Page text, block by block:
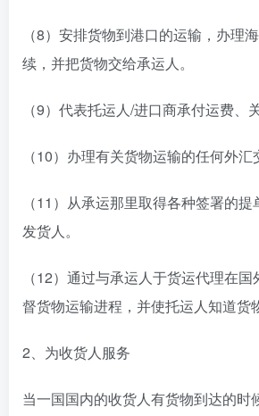
（8）安排货物到港口的运输，办理
续，并把货物交给承运人。
（9）代表托运人/进口商承付运费、
（10）办理有关货物运输的任何外汇
（11）从承运那里取得各种签署的
发货人。
（12）通过与承运人于货运代理在
督货物运输进程，并使托运人知道货
2、为收货人服务
当一国国内的收货人有货物到达的时